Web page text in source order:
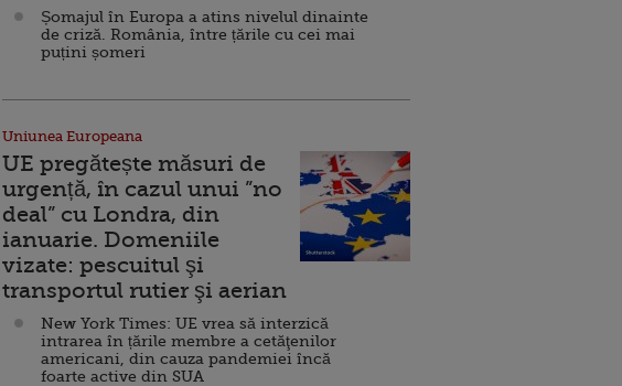
Șomajul în Europa a atins nivelul dinainte
de criză. România, între țările cu cei mai
puțini șomeri
Uniunea Europeana
UE pregătește măsuri de
urgență, în cazul unui ”no
deal” cu Londra, din
ianuarie. Domeniile
vizate: pescuitul şi
transportul rutier şi aerian
New York Times: UE vrea să interzică
intrarea în țările membre a cetăţenilor
americani, din cauza pandemiei încă
foarte active din SUA